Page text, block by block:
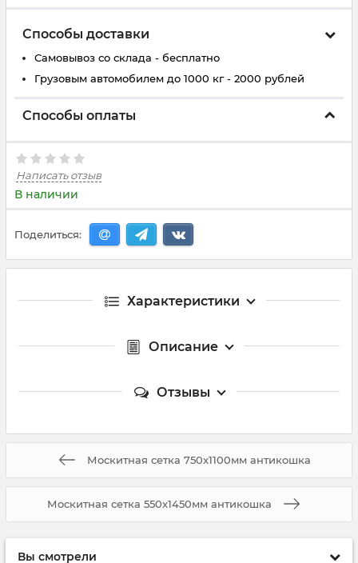
Способы доставки
Самовывоз со склада - бесплатно
Грузовым автомобилем до 1000 кг - 2000 рублей
Способы оплаты
Написать отзыв
В наличии
Поделиться:
Характеристики
Описание
Отзывы
Москитная сетка 750x1100мм антикошка
Москитная сетка 550x1450мм антикошка
Вы смотрели